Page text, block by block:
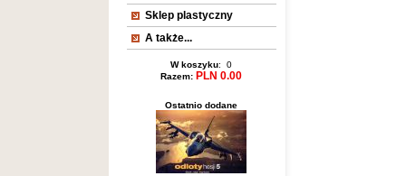
Sklep plastyczny
A także...
W koszyku: 0
Razem: PLN 0.00
Ostatnio dodane